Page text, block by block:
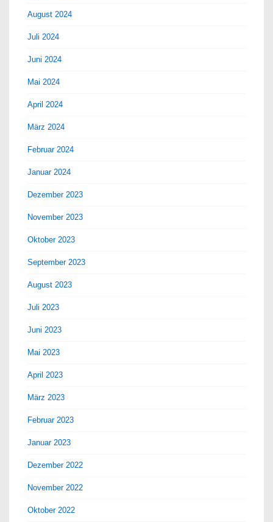
August 2024
Juli 2024
Juni 2024
Mai 2024
April 2024
März 2024
Februar 2024
Januar 2024
Dezember 2023
November 2023
Oktober 2023
September 2023
August 2023
Juli 2023
Juni 2023
Mai 2023
April 2023
März 2023
Februar 2023
Januar 2023
Dezember 2022
November 2022
Oktober 2022